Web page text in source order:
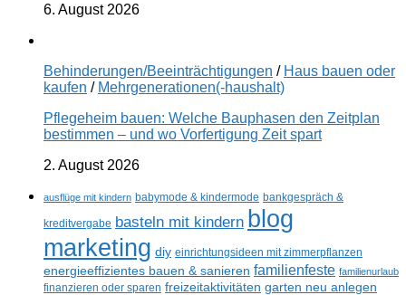
6. August 2026
Behinderungen/Beeinträchtigungen / Haus bauen oder
kaufen / Mehrgenerationen(-haushalt)
Pflegeheim bauen: Welche Bauphasen den Zeitplan
bestimmen – und wo Vorfertigung Zeit spart
2. August 2026
ausflüge mit kindern babymode & kindermode bankgespräch &
kreditvergabe basteln mit kindern blog
marketing diy einrichtungsideen mit zimmerpflanzen
energieeffizientes bauen & sanieren familienfeste familienurlaub
finanzieren oder sparen freizeitaktivitäten garten neu anlegen